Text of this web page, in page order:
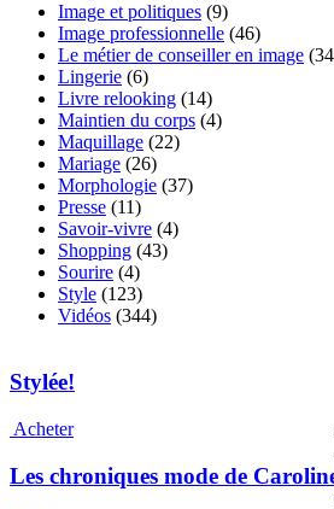
Image et politiques (9)
Image professionnelle (46)
Le métier de conseiller en image
Lingerie (6)
Livre relooking (14)
Maintien du corps (4)
Maquillage (22)
Mariage (26)
Morphologie (37)
Presse (11)
Savoir-vivre (4)
Shopping (43)
Sourire (4)
Style (123)
Vidéos (344)
Stylée!
Acheter
Les chroniques mode de